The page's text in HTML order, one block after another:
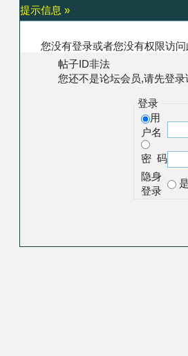
提示信息 »
您没有登录或者您没有权限访
帖子ID非法
您还不是论坛会员,请先登录
登录
用
户名
密 码
隐身
登录